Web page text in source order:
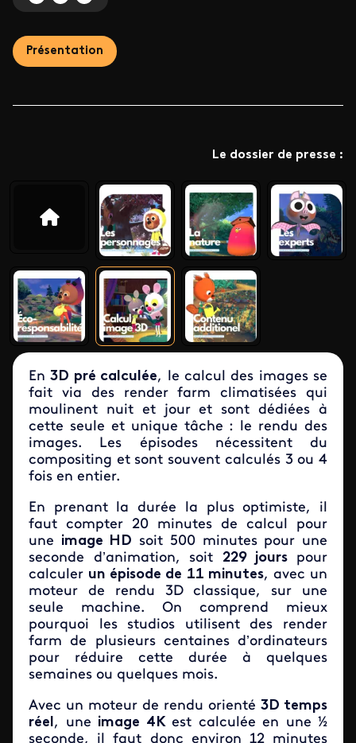
Présentation
Le dossier de presse :
En3D pré calculée, le calcul des images se
fait via des render farm climatisées qui
moulinent nuit et jour et sont dédiées à
cette seule et unique tâche : le rendu des
images. Les épisodes nécessitent du
compositing et sont souvent calculés 3 ou 4
fois en entier.
En prenant la durée la plus optimiste, il
faut compter 20 minutes de calcul pour
une image HD soit 500 minutes pour une
seconde d’animation, soit 229 jours pour
calculer un épisode de 11 minutes, avec un
moteur de rendu 3D classique, sur une
seule machine. On comprend mieux
pourquoi les studios utilisent des render
farm de plusieurs centaines d’ordinateurs
pour réduire cette durée à quelques
semaines ou quelques mois.
Avec un moteur de rendu orienté 3D temps
réel, une image 4Kest calculée en une ½
seconde, il faut donc environ 12 minutes